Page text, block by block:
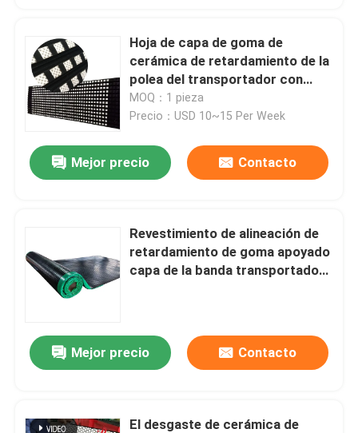
Hoja de capa de goma de
cerámica de retardamiento de la
polea del transportador con
capa de enlace del NC
MOQ：1 pieza
Precio：USD 10~15 Per Week
Mejor precio Contacto
Revestimiento de alineación de
retardamiento de goma apoyado
capa de la banda transportadora
Mejor precio Contacto
El desgaste de cerámica de